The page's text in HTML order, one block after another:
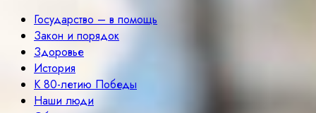
Государство – в помощь
Закон и порядок
Здоровье
История
К 80-летию Победы
Наши люди